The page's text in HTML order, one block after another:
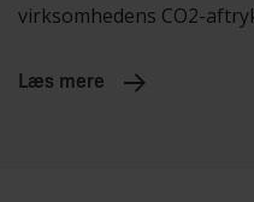
virksomhedens CO2-
Læs mere